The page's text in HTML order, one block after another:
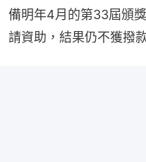
備明年4月的第33屆頒
請資助，結果仍不獲撥